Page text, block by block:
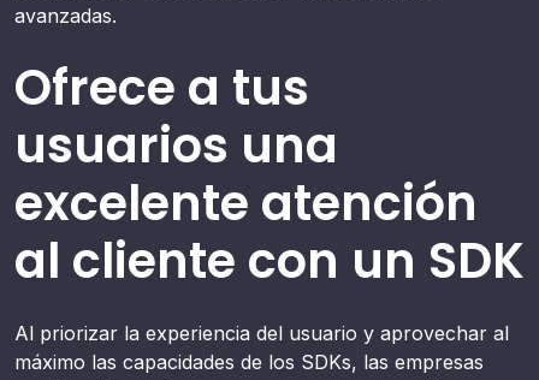
avanzadas.
Ofrece a tus
usuarios una
excelente atención
al cliente con un SDK
Al priorizar la experiencia del usuario y aprovechar al
máximo las capacidades de los SDKs, las empresas